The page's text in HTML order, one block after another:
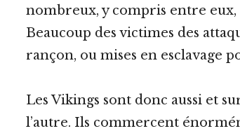
nombreux, y compris entre eux,
Beaucoup des victimes des
rançon, ou mises en esclavage
Les Vikings sont donc aussi et
l’autre. Ils commercent